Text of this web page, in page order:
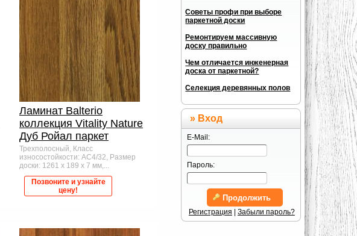
Ламинат Balterio
коллекция Vitality Nature
Дуб Ройал паркет
Трехполосный, Класс
износостойкости: AC4/32, Размер
доски: 1261 x 189 x 7 мм,...
Позвоните и узнайте
цену!
Советы профи при выборе
паркетной доски
Ремонтируем массивную
доску правильно
Чем отличается инженерная
доска от паркетной?
Селекция деревянных полов
» Вход
E-Mail:
Пароль:
Продолжить
Регистрация Забыли пароль?